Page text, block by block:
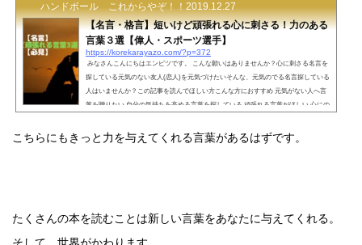
ハンドボール これからやぞ！！ 2019.12.27
【名言・格言】短いけど頑張れる心に刺さる！力のある
言葉３選【偉人・スポーツ選手】
https://korekarayazo.com/?p=372
みなさんこんにちはエンピツです。 こんな願いはありませんか？心に刺さる名言を
探している元気のない友人(恋人)を元気づけたいそんな、元気のでる名言探している
人はいませんか？この記事を読んでほしい方こんな方におすすめ 元気がない人へ言
葉を贈りたい 自分の気持ちを高める言葉を探している 頑張れる言葉がほしい 心にの
員の傍ら、ハンドボールやバスケットボールのチーム運営をし、 地域スポーツの
発展を目指している。・指導歴１...
こちらにもきっと力を与えてくれる言葉があるはずです。
たくさんの本を読むことは新しい言葉をあなたに与えてくれる。